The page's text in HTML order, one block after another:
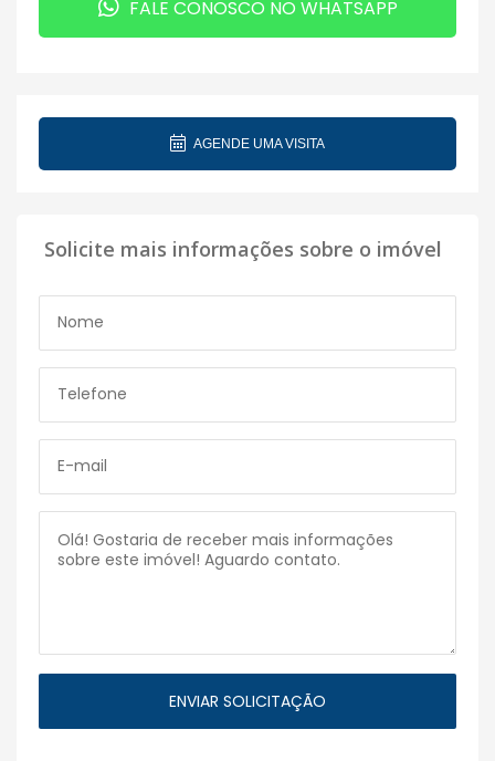
FALE CONOSCO NO WHATSAPP
AGENDE UMA VISITA
Solicite mais informações sobre o imóvel